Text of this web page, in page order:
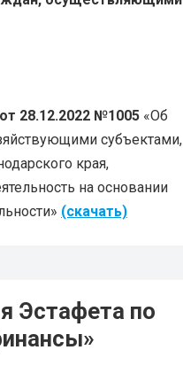
28.12.2022 №1005 «Об
субъектами,
края,
на основании
(скачать)
Эстафета по